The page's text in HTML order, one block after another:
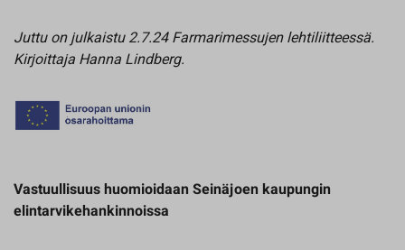
Juttu on julkaistu 2.7.24 Farmarimessujen lehtiliitteessä.
Kirjoittaja Hanna Lindberg.
Vastuullisuus huomioidaan Seinäjoen kaupungin
elintarvikehankinnoissa